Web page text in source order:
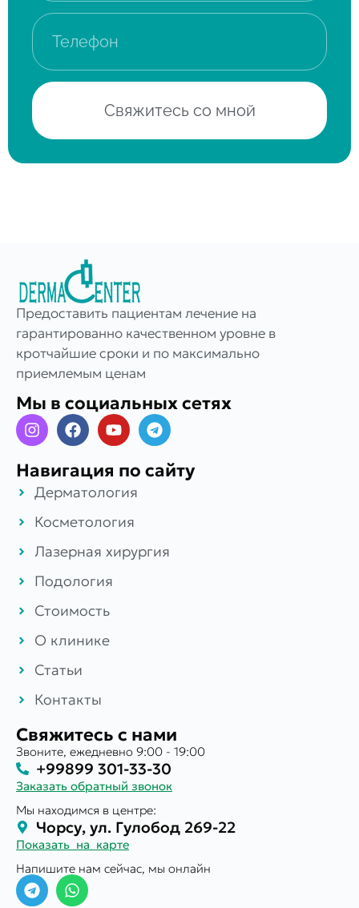
Свяжитесь со мной
Предоставить пациентам лечение на
гарантированно качественном уровне в
кротчайшие сроки и по максимально
приемлемым ценам
Мы в социальных сетях
Навигация по сайту
Дерматология
Косметология
Лазерная хирургия
Подология
Стоимость
О клинике
Статьи
Контакты
Свяжитесь с нами
Звоните, ежедневно 9:00 - 19:00
+99899 301-33-30
Заказать обратный звонок
Мы находимся в центре:
Чорсу, ул. Гулобод 269-22
Показать на карте
Напишите нам сейчас, мы онлайн